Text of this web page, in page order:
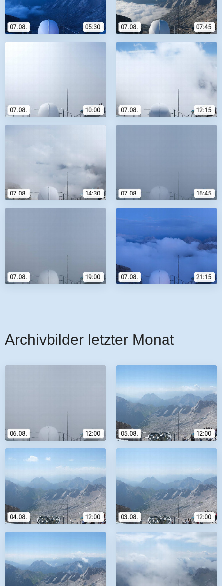
Archivbilder letzter Monat